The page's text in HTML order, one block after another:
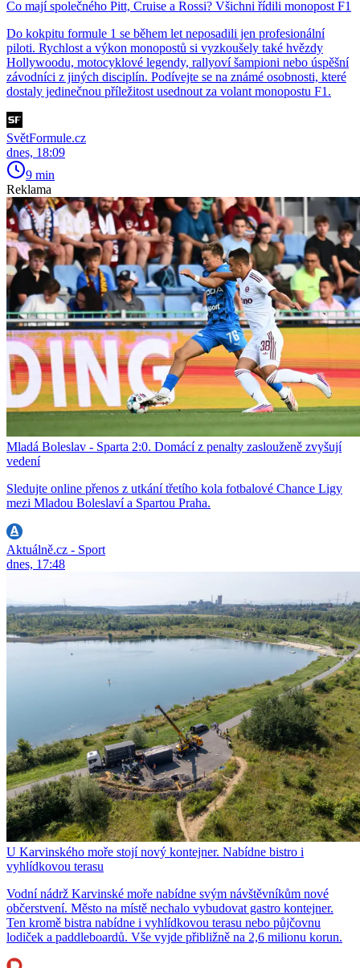
Co mají společného Pitt, Cruise a Rossi? Všichni řídili monopost F1
Do kokpitu formule 1 se během let neposadili jen profesionální
piloti. Rychlost a výkon monopostů si vyzkoušely také hvězdy
Hollywoodu, motocyklové legendy, rallyoví šampioni nebo úspěšní
závodníci z jiných disciplín. Podívejte se na známé osobnosti, které
dostaly jedinečnou příležitost usednout za volant monopostu F1.
SvětFormule.cz
dnes, 18:09
9 min
Reklama
Mladá Boleslav - Sparta 2:0. Domácí z penalty zaslouženě zvyšují
vedení
Sledujte online přenos z utkání třetího kola fotbalové Chance Ligy
mezi Mladou Boleslaví a Spartou Praha.
Aktuálně.cz - Sport
dnes, 17:48
U Karvinského moře stojí nový kontejner. Nabídne bistro i
vyhlídkovou terasu
Vodní nádrž Karvinské moře nabídne svým návštěvníkům nové
občerstvení. Město na místě nechalo vybudovat gastro kontejner.
Ten kromě bistra nabídne i vyhlídkovou terasu nebo půjčovnu
lodiček a paddleboardů. Vše vyjde přibližně na 2,6 milionu korun.